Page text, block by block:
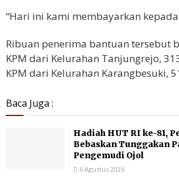
“Hari ini kami membayarkan
Ribuan penerima bantuan tersebut
KPM dari Kelurahan Tanjungrejo,
KPM dari Kelurahan Karangbesuki,
Baca Juga :
Hadiah HUT RI ke-81,
Bebaskan Tunggakan
Pengemudi Ojol
6 Agustus 2026